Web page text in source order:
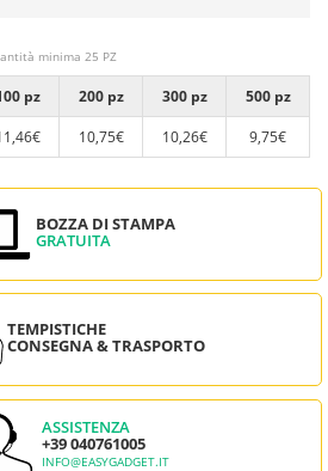
minima 25 PZ
pz 200 pz 300 pz
500 pz
10,75€ 10,26€ 9,75€
BOZZA DI STAMPA
GRATUITA
TEMPISTICHE
CONSEGNA & TRASPORTO
ASSISTENZA
+39 040761005
INFO@EASYGADGET.IT